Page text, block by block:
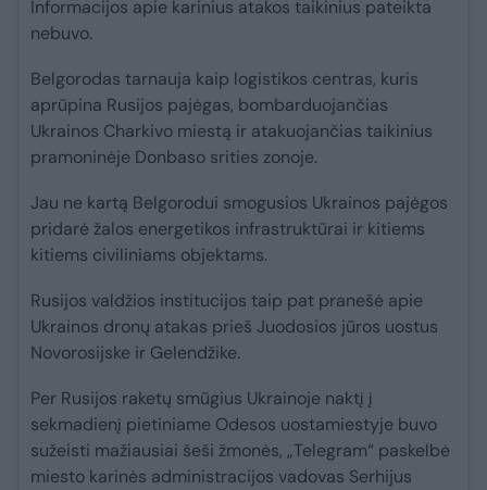
Informacijos apie karinius atakos taikinius pateikta
nebuvo.
Belgorodas tarnauja kaip logistikos centras, kuris
aprūpina Rusijos pajėgas, bombarduojančias
Ukrainos Charkivo miestą ir atakuojančias taikinius
pramoninėje Donbaso srities zonoje.
Jau ne kartą Belgorodui smogusios Ukrainos pajėgos
pridarė žalos energetikos infrastruktūrai ir kitiems
kitiems civiliniams objektams.
Rusijos valdžios institucijos taip pat pranešė apie
Ukrainos dronų atakas prieš Juodosios jūros uostus
Novorosijske ir Gelendžike.
Per Rusijos raketų smūgius Ukrainoje naktį į
sekmadienį pietiniame Odesos uostamiestyje buvo
sužeisti mažiausiai šeši žmonės, „Telegram“ paskelbė
miesto karinės administracijos vadovas Serhijus